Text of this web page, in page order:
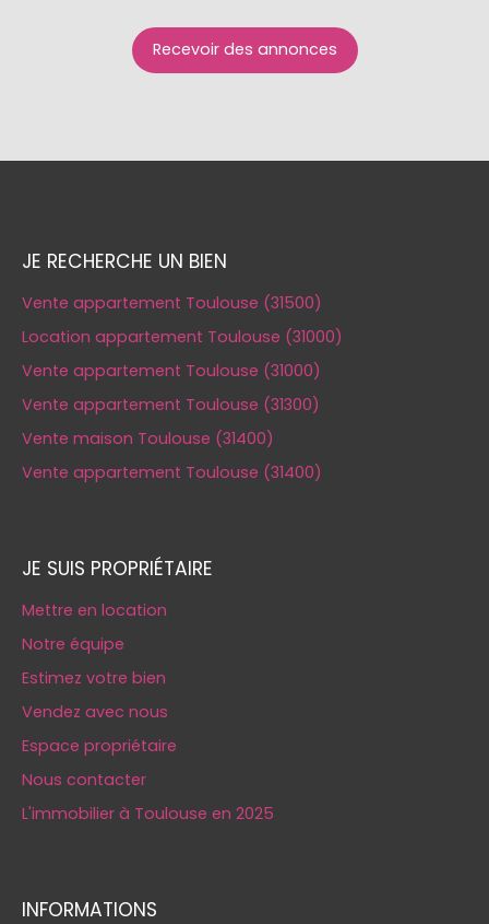
Recevoir des annonces
JE RECHERCHE UN BIEN
Vente appartement Toulouse (31500)
Location appartement Toulouse (31000)
Vente appartement Toulouse (31000)
Vente appartement Toulouse (31300)
Vente maison Toulouse (31400)
Vente appartement Toulouse (31400)
JE SUIS PROPRIÉTAIRE
Mettre en location
Notre équipe
Estimez votre bien
Vendez avec nous
Espace propriétaire
Nous contacter
L'immobilier à Toulouse en 2025
INFORMATIONS